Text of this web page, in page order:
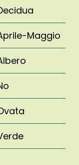
Maggio